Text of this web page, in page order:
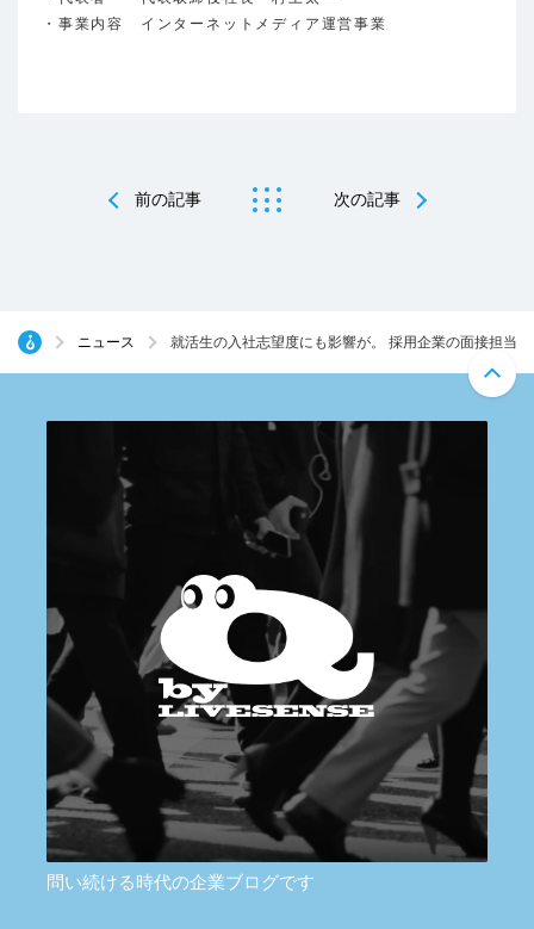
・事業内容 インターネットメディア運営事業
前の記事 次の記事
ニュース 就活生の入社志望度にも影響が。 採用企業の面接担当
問い続ける時代の企業ブログです